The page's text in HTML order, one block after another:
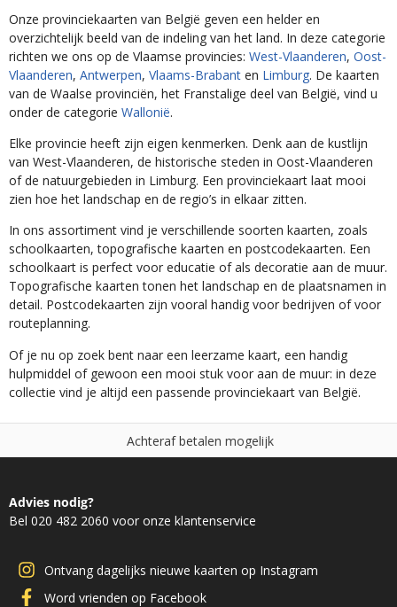
Onze provinciekaarten van België geven een helder en
overzichtelijk beeld van de indeling van het land. In deze categorie
richten we ons op de Vlaamse provincies: West-Vlaanderen, Oost-
Vlaanderen, Antwerpen, Vlaams-Brabant en Limburg. De kaarten
van de Waalse provinciën, het Franstalige deel van België, vind u
onder de categorie Wallonië.
Elke provincie heeft zijn eigen kenmerken. Denk aan de kustlijn
van West-Vlaanderen, de historische steden in Oost-Vlaanderen
of de natuurgebieden in Limburg. Een provinciekaart laat mooi
zien hoe het landschap en de regio’s in elkaar zitten.
In ons assortiment vind je verschillende soorten kaarten, zoals
schoolkaarten, topografische kaarten en postcodekaarten. Een
schoolkaart is perfect voor educatie of als decoratie aan de muur.
Topografische kaarten tonen het landschap en de plaatsnamen in
detail. Postcodekaarten zijn vooral handig voor bedrijven of voor
routeplanning.
Of je nu op zoek bent naar een leerzame kaart, een handig
hulpmiddel of gewoon een mooi stuk voor aan de muur: in deze
collectie vind je altijd een passende provinciekaart van België.
Achteraf betalen mogelijk
Advies nodig?
Bel 020 482 2060 voor onze klantenservice
Ontvang dagelijks nieuwe kaarten op Instagram
Word vrienden op Facebook